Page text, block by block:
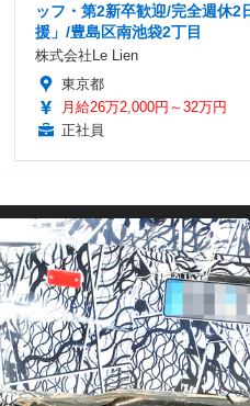
ッフ・第2新卒歓迎/完全週休2
援」/豊島区南池袋2丁目
株式会社Le Lien
東京都
月給26万2,000円～32万円
正社員